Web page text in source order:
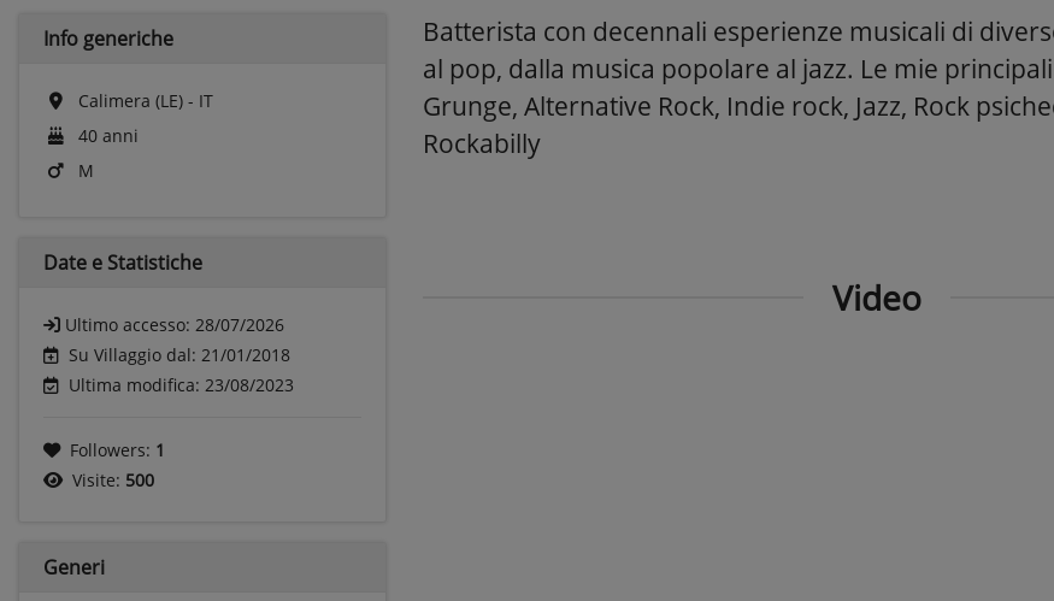
Info generiche
Calimera (LE) - IT
40 anni
M
Date e Statistiche
Ultimo accesso: 28/07/2026
Su Villaggio dal: 21/01/2018
Ultima modifica: 23/08/2023
Followers: 1
Visite: 500
Generi
Batterista con decennali esperienze musicali di
al pop, dalla musica popolare al jazz. Le mie
Grunge, Alternative Rock, Indie rock, Jazz, Rock
Rockabilly
Video